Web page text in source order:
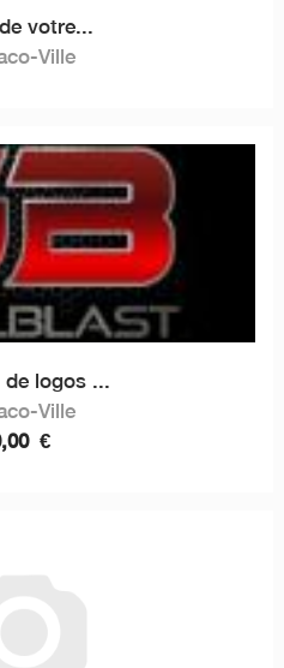
votre...
Ville
de logos ...
Ville
€